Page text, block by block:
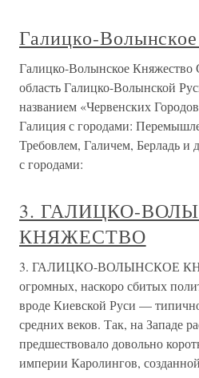
Галицко-
Галицко-Волынское
область Галицко-Волынской
названием «Червенских
Галиция с городами:
Требовлем, Галичем, Берладь
с городами:
3. ГАЛИЦКО-
КНЯЖЕСТВО
3. ГАЛИЦКО-ВОЛЫНСКОЕ
огромных, наскоро сбитых
вроде Киевской Руси —
средних веков. Так, на Западе
предшествовало довольно
империи Каролингов,